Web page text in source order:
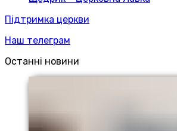
Підтримка церкви
Наш телеграм
Останні новини